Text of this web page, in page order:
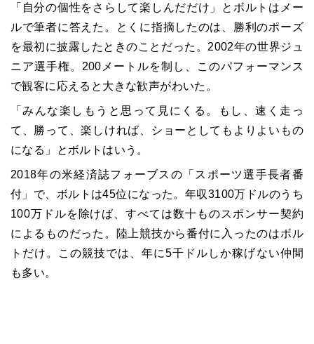
「自分の個性をさらして楽しんだだけ」とボルトはメー
ルで筆者に答えた。とくに指摘したのは、勝利のポーズ
を最初に披露したときのことだった。2002年の世界ジュ
ニア選手権。200メートルを制し、このパフォーマンス
で観客に応えると大きな歓声がわいた。
「みんな楽しもうと思って見にくる。もし、速く走っ
て、勝って、楽しければ、ショーとしてもよりよいもの
になる」とボルトはいう。
2018年の米経済誌フォーブスの「スポーツ選手長者番
付」で、ボルトは45位になった。年収3100万ドルのうち
100万ドルを除けば、すべては数十ものスポンサー契約
によるものだった。陸上競技から番付に入ったのはボル
トだけ。この競技では、年に5千ドルしか稼げない仲間
も多い。